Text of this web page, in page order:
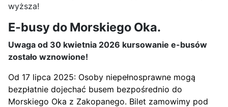
wyższa!
E-busy do Morskiego Oka.
Uwaga od 30 kwietnia 2026 kursowanie e-busów
zostało wznowione!
Od 17 lipca 2025: Osoby niepełnosprawne mogą
bezpłatnie dojechać busem bezpośrednio do
Morskiego Oka z Zakopanego. Bilet zamowimy pod